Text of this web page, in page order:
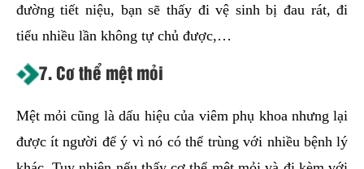
đường tiết niệu, bạn sẽ thấy đi vệ sinh bị đau rát, đi
tiểu nhiều lần không tự chủ được,…
7. Cơ thể mệt mỏi
Mệt mỏi cũng là dấu hiệu của viêm phụ khoa nhưng lại
được ít người để ý vì nó có thể trùng với nhiều bệnh lý